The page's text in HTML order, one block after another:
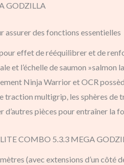
GODZILLA
assurer des fonctions essentielles
effet de rééquilibrer et de
et l’échelle de saumon »salmon
Ninja Warrior et OCR
multigrip, les sphères de
pièces pour entraîner la
COMBO 5.3.3 MEGA
(avec extensions d’un côté